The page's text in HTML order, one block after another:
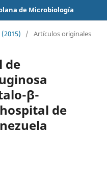
de Microbiología
/ Artículos originales
de
β-
de